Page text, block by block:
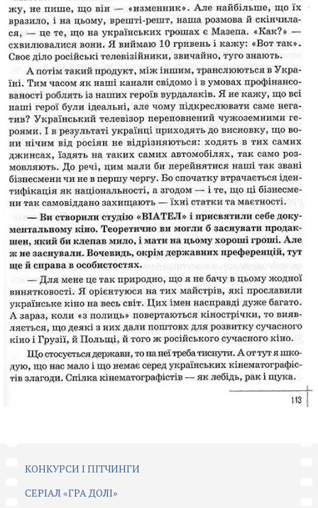
КОНКУРСИ І ПІТЧИНГИ
CЕРІАЛ «ГРА ДОЛІ»